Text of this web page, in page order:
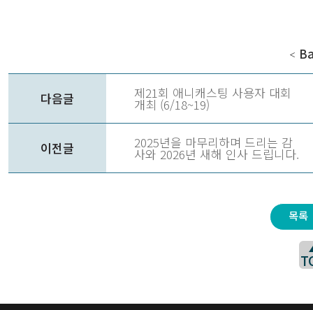
＜
다음글 제21회 애니캐스팅 사용자 대회
개최 (6/18~19)
이전글 2025년을 마무리하며 드리는 감
사와 2026년 새해 인사 드립니다.
목록